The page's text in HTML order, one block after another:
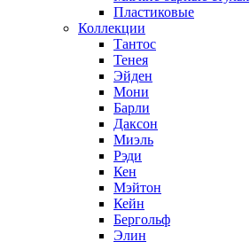
Пластиковые
Коллекции
Тантос
Тенея
Эйден
Мони
Барли
Даксон
Миэль
Рэди
Кен
Мэйтон
Кейн
Бергольф
Элин